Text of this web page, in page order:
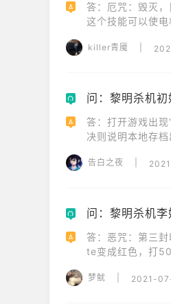
A
答：厄咒：毁灭
这个技能可以使
勾子后踢电机来达
killer青魇
Q 问：黎明杀机
A
答：打开游戏出
决则说明本地存
告白之夜
Q 问：黎明杀机
A
答：恶咒：第三
te变成红色，打
梦鱿 2021-